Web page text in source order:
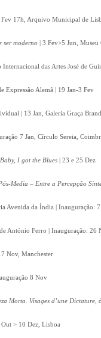
17h, Arquivo Municipal de
ser moderno | 3 Fev>5 Jun,
das Artes José de
Expressão Alemã | 19 Jan-3 Fev
| 13 Jan, Galeria Graça
7 Jan, Círculo Sereia,
I got the Blues | 23 e 25 Dez
Media – Entre a Percepção
Avenida da Índia | Inauguração:
António Ferro | Inauguração: 26
Nov, Manchester
8 Nov
Morta. Visages d’une Dictature
Out > 10 Dez, Lisboa